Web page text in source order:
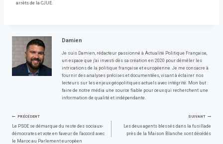
arrêts de la CJUE.
Damien
Je suis Damien, rédacteur passionné à Actualité Politique Française,
un espace que j'ai investi dès sa création en 2020 pour démêler les
intrications de la politique française et européenne. Je me consacre à
fournir des analyses précises et documentées, visant à éclairer nos
lecteurs sur les enjeux géopolitiques actuels avec intégrité. Mon but :
faire de notre média une source fiable pour ceux qui recherchent une
information de qualité et indépendante.
Navigation
PRÉCÉDENT
Le PSOE se démarque du reste des sociaux-
démocrates et vote en faveur de l'accord avec
le Maroc au Parlement européen
SUIVANT
Les deux agents blessés dans la fusillade
près de la Maison Blanche sont décédés